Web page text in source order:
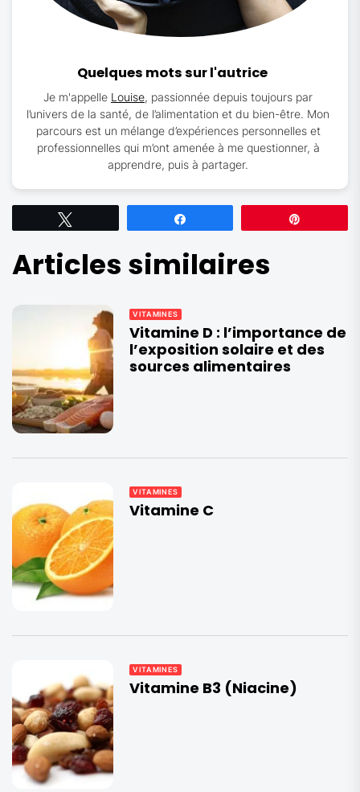
Quelques mots sur l'autrice
Je m'appelle Louise, passionnée depuis toujours par
l’univers de la santé, de l’alimentation et du bien-être. Mon
parcours est un mélange d’expériences personnelles et
professionnelles qui m’ont amenée à me questionner, à
apprendre, puis à partager.
Articles similaires
VITAMINES
Vitamine D : l’importance de
l’exposition solaire et des
sources alimentaires
VITAMINES
Vitamine C
VITAMINES
Vitamine B3 (Niacine)